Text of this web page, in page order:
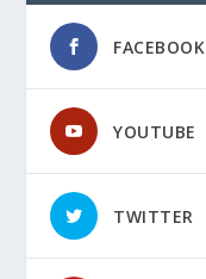
FACEBOOK
YOUTUBE
TWITTER